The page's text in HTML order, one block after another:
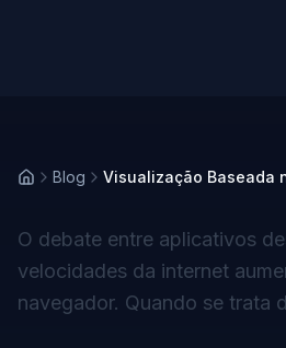
Blog Visualização Baseada
O debate entre aplicativos
velocidades da internet
navegador. Quando se trata